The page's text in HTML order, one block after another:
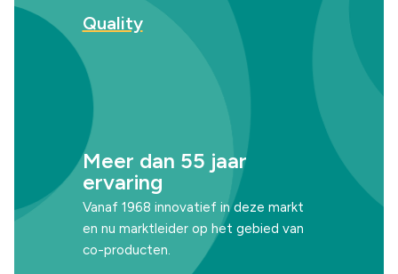
Quality
Meer dan 55 jaar
ervaring
Vanaf 1968 innovatief in deze markt
en nu marktleider op het gebied van
co-producten.